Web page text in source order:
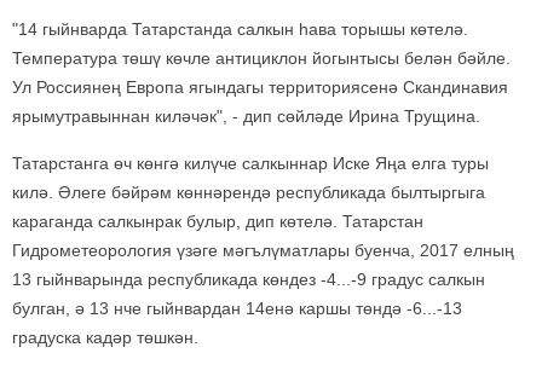
"14 гыйнварда Татарстанда салкын һава торышы көтелә.
Температура төшү көчле антициклон йогынтысы белән бәйле.
Ул Россиянең Европа ягындагы территориясенә Скандинавия
ярымутравыннан киләчәк", - дип сөйләде Ирина Трущина.
Татарстанга өч көнгә килүче салкыннар Иске Яңа елга туры
килә. Әлеге бәйрәм көннәрендә республикада былтыргыга
караганда салкынрак булыр, дип көтелә. Татарстан
Гидрометеорология үзәге мәгълүматлары буенча, 2017 елның
13 гыйнварында республикада көндез -4...-9 градус салкын
булган, ә 13 нче гыйнвардан 14енә каршы төндә -6...-13
градуска кадәр төшкән.